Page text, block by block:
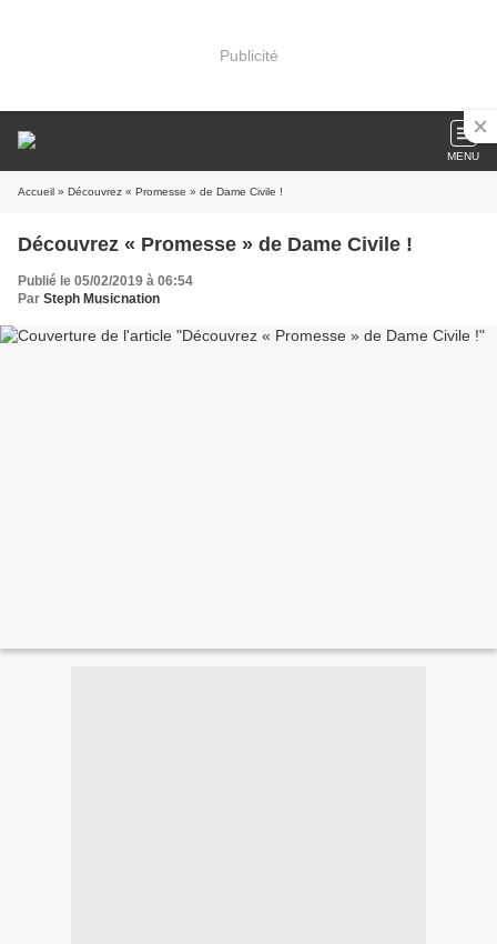
Publicité
MENU
Accueil » Découvrez « Promesse » de Dame Civile !
Découvrez « Promesse » de Dame Civile !
Publié le 05/02/2019 à 06:54
Par Steph Musicnation